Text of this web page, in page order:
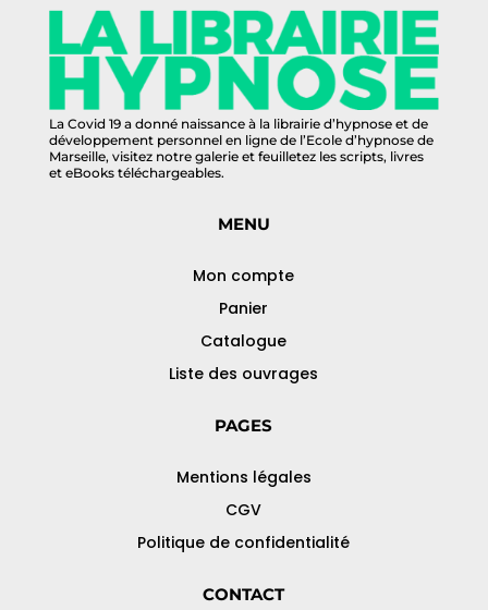
La Covid 19 a donné naissance à la librairie d’hypnose et de
développement personnel en ligne de l’Ecole d’hypnose de
Marseille, visitez notre galerie et feuilletez les scripts, livres
et eBooks téléchargeables.
MENU
Mon compte
Panier
Catalogue
Liste des ouvrages
PAGES
Mentions légales
CGV
Politique de confidentialité
CONTACT